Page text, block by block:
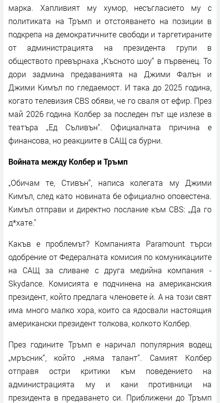
марка. Хапливият му хумор, несъгласието му с
политиката на Тръмп и отстояването на позиции в
подкрепа на демократичните свободи и таргетираните
от администрацията на президента групи в
обществото превърнаха „Късното шоу“ в първенец. То
дори задмина предаванията на Джими Фалън и
Джими Кимъл по гледаемост. И така до 2025 година,
когато телевизия CBS oбяви, че го сваля от ефир. През
май 2026 година Колбер за последен път ще излезе в
театъра „Ед Съливън“. Официалната причина е
финансова, но реакциите в САЩ са бурни.
Войната между Колбер и Тръмп
„Обичам те, Стивън“, написа колегата му Джими
Кимъл, след като новината бе официално оповестена.
Кимъл отправи и директно послание към CBS: „Да го
д*хате."
Какъв е проблемът? Компанията Paramount търси
одобрение от Федералната комисия по комуникациите
на САЩ за сливане с друга медийна компания -
Skydance. Комисията е подчинена на американския
президент, който предлага членовете ѝ. А на този свят
има много малко хора, които са ядосвали настоящия
американски президент толкова, колкото Колбер.
През годините Тръмп е наричал популярния водещ
„мръсник“, който „няма талант“. Самият Колбер
отправя остри критики към поведението на
администрацията му и кани противници на
президента в предаването си. Приближени до Тръмп